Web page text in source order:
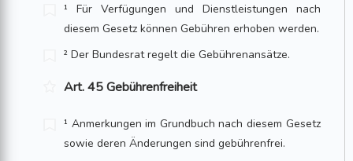
¹ Für Verfügungen und Dienstleistungen nach
diesem Gesetz können Gebühren erhoben werden.
² Der Bundesrat regelt die Gebührenansätze.
Art. 45 Gebührenfreiheit
¹ Anmerkungen im Grundbuch nach diesem Gesetz
sowie deren Änderungen sind gebührenfrei.